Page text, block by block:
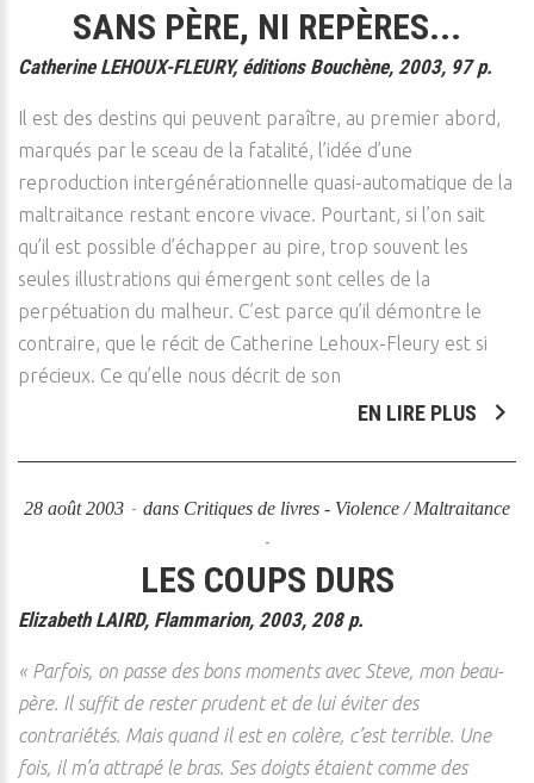
SANS PÈRE, NI REPÈRES...
Catherine LEHOUX-FLEURY, éditions Bouchène, 2003, 97 p.
Il est des destins qui peuvent paraître, au premier abord,
marqués par le sceau de la fatalité, l’idée d’une
reproduction intergénérationnelle quasi-automatique de la
maltraitance restant encore vivace. Pourtant, si l’on sait
qu’il est possible d’échapper au pire, trop souvent les
seules illustrations qui émergent sont celles de la
perpétuation du malheur. C’est parce qu’il démontre le
contraire, que le récit de Catherine Lehoux-Fleury est si
précieux. Ce qu’elle nous décrit de son
EN LIRE PLUS
28 août 2003 dans Critiques de livres - Violence / Maltraitance
LES COUPS DURS
Elizabeth LAIRD, Flammarion, 2003, 208 p.
« Parfois, on passe des bons moments avec Steve, mon beau-
père. Il suffit de rester prudent et de lui éviter des
contrariétés. Mais quand il est en colère, c’est terrible. Une
fois, il m’a attrapé le bras. Ses doigts étaient comme des